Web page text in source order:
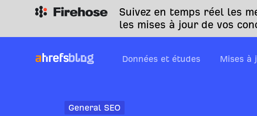
Suivez en temps réel les
les mises à jour de vos
Données et études Mises à
General SEO